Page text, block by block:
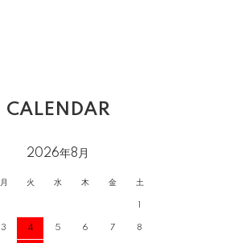
CALENDAR
2026年8月
月 火 水 木 金 土
1
3 4 5 6 7 8